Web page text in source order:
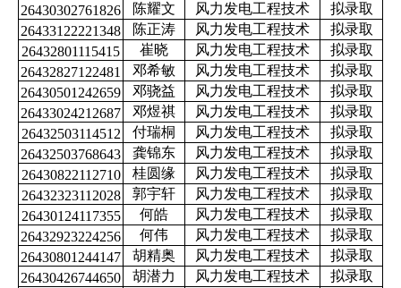
26430302761826
陈耀文 风力发电工程技术
拟录取
26433122221348
陈正涛 风力发电工程技术
拟录取
26432801115415
崔晓 风力发电工程技术
拟录取
26432827122481
邓希敏 风力发电工程技术
拟录取
26430501242659
邓骁益 风力发电工程技术
拟录取
26433024212687
邓煜祺 风力发电工程技术
拟录取
26432503114512
付瑞桐 风力发电工程技术
拟录取
26432503768643
龚锦东 风力发电工程技术
拟录取
26430822112710
桂圆缘 风力发电工程技术
拟录取
26432323112028
郭宇轩 风力发电工程技术
拟录取
26430124117355
何皓 风力发电工程技术
拟录取
26432923224256
何伟 风力发电工程技术
拟录取
26430801244147
胡精奥 风力发电工程技术
拟录取
26430426744650
胡潜力 风力发电工程技术
拟录取